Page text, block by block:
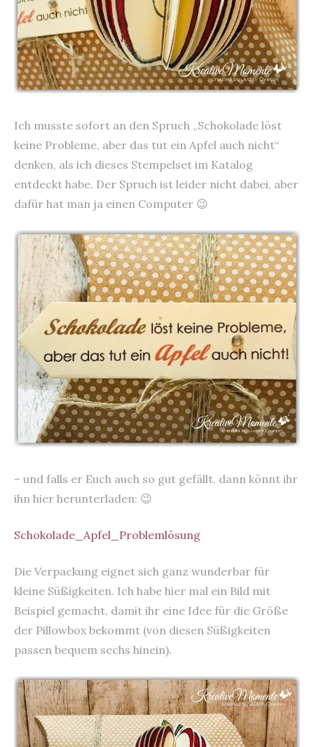
Ich musste sofort an den Spruch „Schokolade löst
keine Probleme, aber das tut ein Apfel auch nicht“
denken, als ich dieses Stempelset im Katalog
entdeckt habe. Der Spruch ist leider nicht dabei, aber
dafür hat man ja einen Computer 😉
– und falls er Euch auch so gut gefällt, dann könnt ihr
ihn hier herunterladen: 😉
Schokolade_Apfel_Problemlösung
Die Verpackung eignet sich ganz wunderbar für
kleine Süßigkeiten. Ich habe hier mal ein Bild mit
Beispiel gemacht, damit ihr eine Idee für die Größe
der Pillowbox bekommt (von diesen Süßigkeiten
passen bequem sechs hinein).